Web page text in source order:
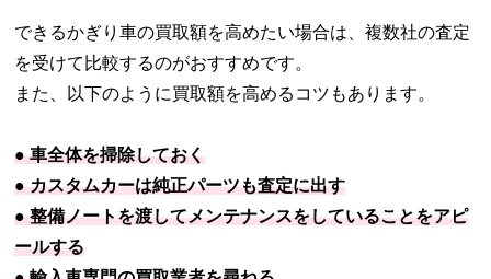
できるかぎり車の買取額を高めたい場合は、複数社の査定
を受けて比較するのがおすすめです。
また、以下のように買取額を高めるコツもあります。
● 車全体を掃除しておく
● カスタムカーは純正パーツも査定に出す
● 整備ノートを渡してメンテナンスをしていることをアピ
ールする